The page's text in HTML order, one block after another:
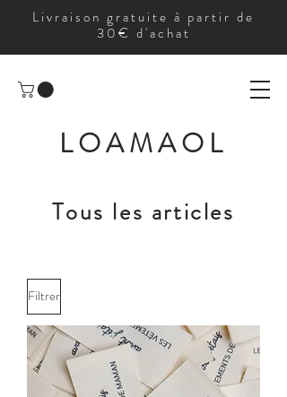
Livraison gratuite à partir de
30€ d'achat
LOAMAOL
Tous les articles
Filtrer